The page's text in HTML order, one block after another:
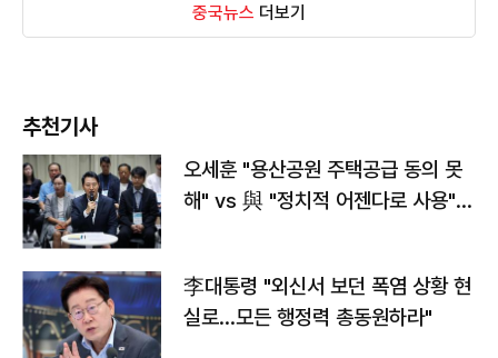
중국뉴스 더보기
추천기사
오세훈 "용산공원 주택공급 동의 못
해" vs 與 "정치적 어젠다로 사용"
李대통령 "외신서 보던 폭염 상황 현
실로…모든 행정력 총동원하라"